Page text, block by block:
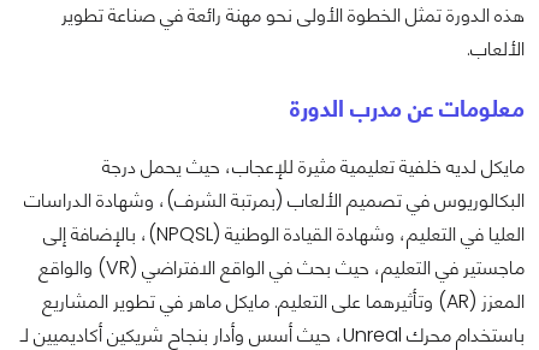
هذه الدورة تمثل الخطوة الأولى نحو مهنة رائعة في صناعة تطوير
الألعاب.
معلومات عن مدرب الدورة
مايكل لديه خلفية تعليمية مثيرة للإعجاب، حيث يحمل درجة
البكالوريوس في تصميم الألعاب (بمرتبة الشرف)، وشهادة الدراسات
العليا في التعليم، وشهادة القيادة الوطنية (NPQSL)، بالإضافة إلى
ماجستير في التعليم، حيث بحث في الواقع الافتراضي (VR) والواقع
المعزز (AR) وتأثيرهما على التعليم. مايكل ماهر في تطوير المشاريع
باستخدام محرك Unreal، حيث أسس وأدار بنجاح شريكين أكاديميين لـ